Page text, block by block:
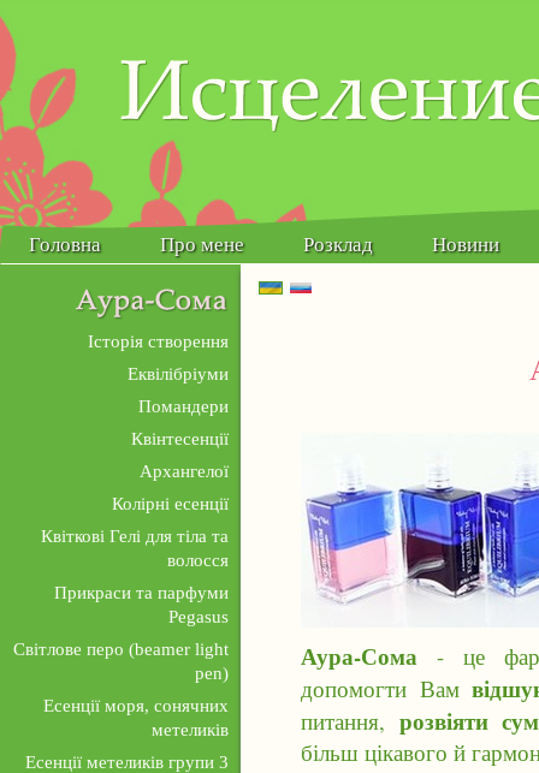
Аура-Сома - це
допомогти Вам
питання, розвіяти
більш цікавого й
Головна Про мене Розклад Новини
Українська
Історія створення
Еквілібріуми
Помандери
Квінтесенції
Архангелої
Колірні есенції
Квіткові Гелі для тіла та
волосся
Прикраси та парфуми
Pegasus
Світлове перо (beamer light
pen)
Есенції моря, сонячних
метеликів
Есенції метеликів групи 3